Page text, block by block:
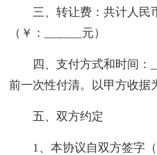
三、转让费：共计人民
（￥：______元）
四、支付方式和时间：
前一次性付清。以甲方收据
五、双方约定
1、本协议自双方签字